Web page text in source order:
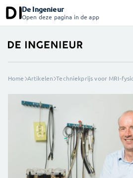
De Ingenieur
Open deze pagina in de app
Home Artikelen Techniekprijs voor MRI-